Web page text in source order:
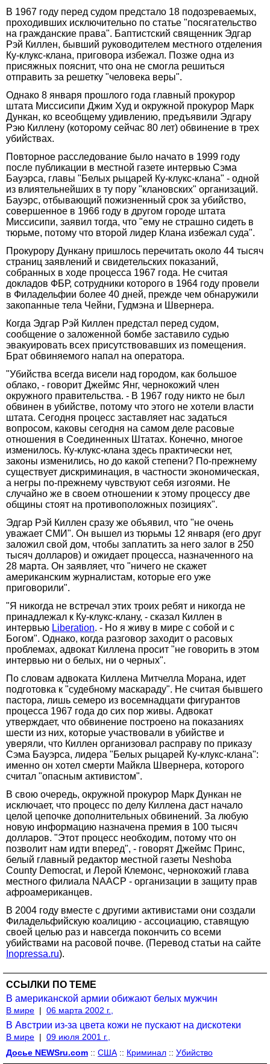
В 1967 году перед судом предстало 18 подозреваемых,
проходивших исключительно по статье "посягательство
на гражданские права". Баптистский священник Эдгар
Рэй Киллен, бывший руководителем местного отделения
Ку-клукс-клана, приговора избежал. Позже одна из
присяжных пояснит, что она не смогла решиться
отправить за решетку "человека веры".
Однако 8 января прошлого года главный прокурор
штата Миссисипи Джим Худ и окружной прокурор Марк
Дункан, ко всеобщему удивлению, предъявили Эдгару
Рэю Киллену (которому сейчас 80 лет) обвинение в трех
убийствах.
Повторное расследование было начато в 1999 году
после публикации в местной газете интервью Сэма
Бауэрса, главы "Белых рыцарей Ку-клукс-клана" - одной
из влиятельнейших в ту пору "клановских" организаций.
Бауэрс, отбывающий пожизненный срок за убийство,
совершенное в 1966 году в другом городе штата
Миссисипи, заявил тогда, что "ему не страшно сидеть в
тюрьме, потому что второй лидер Клана избежал суда".
Прокурору Дункану пришлось перечитать около 44 тысяч
страниц заявлений и свидетельских показаний,
собранных в ходе процесса 1967 года. Не считая
докладов ФБР, сотрудники которого в 1964 году провели
в Филадельфии более 40 дней, прежде чем обнаружили
закопанные тела Чейни, Гудмэна и Швернера.
Когда Эдгар Рэй Киллен предстал перед судом,
сообщение о заложенной бомбе заставило судью
эвакуировать всех присутствовавших из помещения.
Брат обвиняемого напал на оператора.
"Убийства всегда висели над городом, как большое
облако, - говорит Джеймс Янг, чернокожий член
окружного правительства. - В 1967 году никто не был
обвинен в убийстве, потому что этого не хотели власти
штата. Сегодня процесс заставляет нас задаться
вопросом, каковы сегодня на самом деле расовые
отношения в Соединенных Штатах. Конечно, многое
изменилось. Ку-клукс-клана здесь практически нет,
законы изменились, но до какой степени? По-прежнему
существует дискриминация, в частности экономическая,
а негры по-прежнему чувствуют себя изгоями. Не
случайно же в своем отношении к этому процессу две
общины стоят на противоположных позициях".
Эдгар Рэй Киллен сразу же объявил, что "не очень
уважает СМИ". Он вышел из тюрьмы 12 января (его друг
заложил свой дом, чтобы заплатить за него залог в 250
тысяч долларов) и ожидает процесса, назначенного на
28 марта. Он заявляет, что "ничего не скажет
американским журналистам, которые его уже
приговорили".
"Я никогда не встречал этих троих ребят и никогда не
принадлежал к Ку-клукс-клану, - сказал Киллен в
интервью Liberation. - Но я живу в мире с собой и с
Богом". Однако, когда разговор заходит о расовых
проблемах, адвокат Киллена просит "не говорить в этом
интервью ни о белых, ни о черных".
По словам адвоката Киллена Митчелла Морана, идет
подготовка к "судебному маскараду". Не считая бывшего
пастора, лишь семеро из восемнадцати фигурантов
процесса 1967 года до сих пор живы. Адвокат
утверждает, что обвинение построено на показаниях
шести из них, которые участвовали в убийстве и
уверяли, что Киллен организовал расправу по приказу
Сэма Бауэрса, лидера "Белых рыцарей Ку-клукс-клана":
именно он хотел смерти Майкла Швернера, которого
считал "опасным активистом".
В свою очередь, окружной прокурор Марк Дункан не
исключает, что процесс по делу Киллена даст начало
целой цепочке дополнительных обвинений. За любую
новую информацию назначена премия в 100 тысяч
долларов. "Этот процесс необходим, потому что он
позволит нам идти вперед", - говорят Джеймс Принс,
белый главный редактор местной газеты Neshoba
County Democrat, и Лерой Клемонс, чернокожий глава
местного филиала NAACP - организации в защиту прав
афроамериканцев.
В 2004 году вместе с другими активистами они создали
Филадельфийскую коалицию - ассоциацию, ставящую
своей целью раз и навсегда покончить со всеми
убийствами на расовой почве. (Перевод статьи на сайте
Inopressa.ru).
ССЫЛКИ ПО ТЕМЕ
В американской армии обижают белых мужчин
В мире | 06 марта 2002 г.,
В Австрии из-за цвета кожи не пускают на дискотеки
В мире | 09 июля 2001 г.,
Досье NEWSru.com :: США :: Криминал :: Убийство